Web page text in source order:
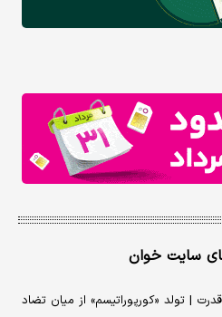
سایت خوان
قدرت | تولد «کورپوراتیسم» از میان تضاد